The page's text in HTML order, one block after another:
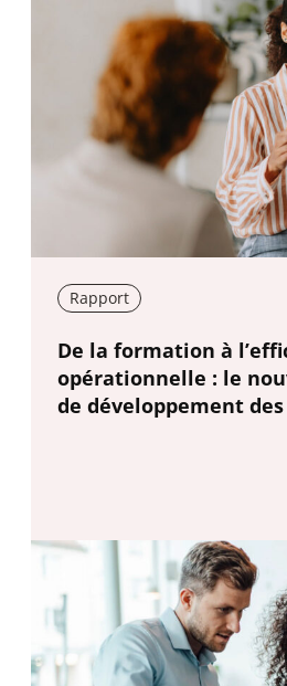
Rapport
New window
De la formation à
opérationnelle : le
de développement